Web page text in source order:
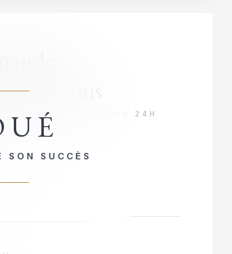
SON SUCCÈS
PRIORITAIRE SOUS 24H